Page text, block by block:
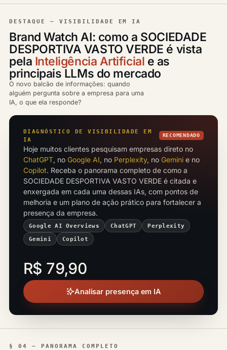
DESTAQUE — VISIBILIDADE EM IA
Brand Watch AI: como a SOCIEDADE
DESPORTIVA VASTO VERDE é vista
pela Inteligência Artificial e as
principais LLMs do mercado
O novo balcão de informações: quando
alguém pergunta sobre a empresa para uma
IA, o que ela responde?
DIAGNÓSTICO DE VISIBILIDADE EM
IA
RECOMENDADO
Hoje muitos clientes pesquisam empresas direto no
ChatGPT, no Google AI, no Perplexity, no Gemini e no
Copilot. Receba o panorama completo de como a
SOCIEDADE DESPORTIVA VASTO VERDE é citada e
enxergada em cada uma dessas IAs, com pontos de
melhoria e um plano de ação prático para fortalecer a
presença da empresa.
Google AI Overviews ChatGPT Perplexity
Gemini Copilot
R$ 79,90
Analisar presença em IA
§ 04 — PANORAMA COMPLETO